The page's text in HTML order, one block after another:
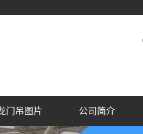
门吊图片 公司简介